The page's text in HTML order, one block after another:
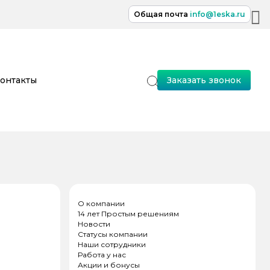
Общая почта info@1eska.ru
Заказать звонок
О компании
14 лет Простым решениям
Новости
Статусы компании
Наши сотрудники
Работа у нас
Акции и бонусы